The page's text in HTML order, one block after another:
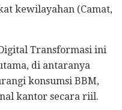
kewilayahan (Camat,
Transformasi ini
di antaranya
konsumsi BBM,
kantor secara riil.